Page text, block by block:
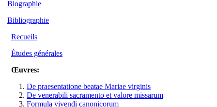
Biographie
Bibliographie
Recueils
Études générales
Œuvres:
De praesentatione beatae Mariae virginis
De venerabili sacramento et valore missarum
Formula vivendi canonicorum